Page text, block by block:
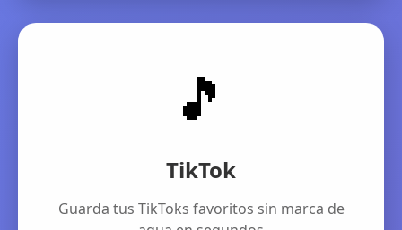
🎵
TikTok
Guarda tus TikToks favoritos sin marca de